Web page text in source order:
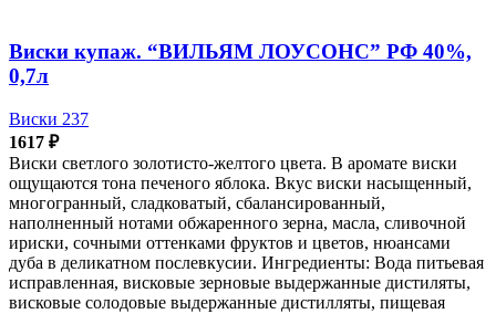
Виски купаж. “ВИЛЬЯМ ЛОУСОНС” РФ 40%,
0,7л
Виски 237
1617 ₽
Виски светлого золотисто-желтого цвета. В аромате виски
ощущаются тона печеного яблока. Вкус виски насыщенный,
многогранный, сладковатый, сбалансированный,
наполненный нотами обжаренного зерна, масла, сливочной
ириски, сочными оттенками фруктов и цветов, нюансами
дуба в деликатном послевкусии. Ингредиенты: Вода питьевая
исправленная, висковые зерновые выдержанные дистиляты,
висковые солодовые выдержанные дистилляты, пищевая